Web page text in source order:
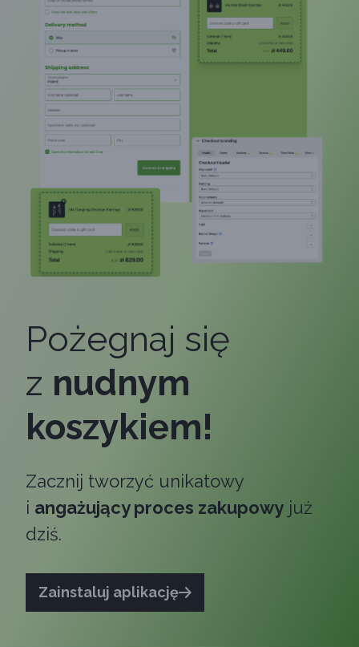
Pożegnaj się
z nudnym
koszykiem!
Zacznij tworzyć unikatowy
i angażujący proces zakupowy już
dziś.
Zainstaluj aplikację